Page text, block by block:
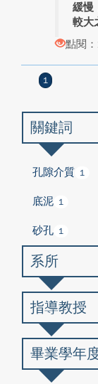
緩慢
較大
點閱
1
關鍵詞
孔隙介質 1
底泥 1
砂孔 1
系所
指導教授
畢業學年